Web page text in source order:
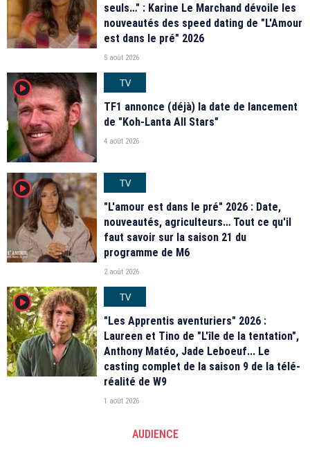
seuls…" : Karine Le Marchand dévoile les
nouveautés des speed dating de "L'Amour
est dans le pré" 2026
5 août 2026
player2
TV
TF1 annonce (déjà) la date de lancement
de "Koh-Lanta All Stars"
4 août 2026
player2
TV
"L'amour est dans le pré" 2026 : Date,
nouveautés, agriculteurs… Tout ce qu'il
faut savoir sur la saison 21 du
programme de M6
2 août 2026
player2
TV
"Les Apprentis aventuriers" 2026 :
Laureen et Tino de "L'île de la tentation",
Anthony Matéo, Jade Leboeuf... Le
casting complet de la saison 9 de la télé-
réalité de W9
1 août 2026
AUDIENCE